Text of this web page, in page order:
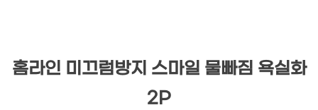
홈라인 미끄럼방지 스마일 물빠짐 욕실화
2P